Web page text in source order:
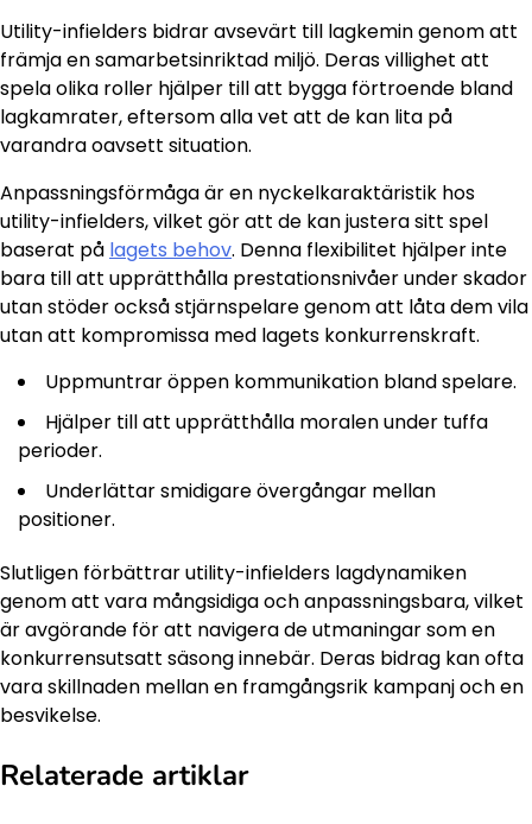
Utility-infielders bidrar avsevärt till lagkemin genom att
främja en samarbetsinriktad miljö. Deras villighet att
spela olika roller hjälper till att bygga förtroende bland
lagkamrater, eftersom alla vet att de kan lita på
varandra oavsett situation.
Anpassningsförmåga är en nyckelkaraktäristik hos
utility-infielders, vilket gör att de kan justera sitt spel
baserat på lagets behov. Denna flexibilitet hjälper inte
bara till att upprätthålla prestationsnivåer under skador
utan stöder också stjärnspelare genom att låta dem vila
utan att kompromissa med lagets konkurrenskraft.
Uppmuntrar öppen kommunikation bland spelare.
Hjälper till att upprätthålla moralen under tuffa
perioder.
Underlättar smidigare övergångar mellan
positioner.
Slutligen förbättrar utility-infielders lagdynamiken
genom att vara mångsidiga och anpassningsbara, vilket
är avgörande för att navigera de utmaningar som en
konkurrensutsatt säsong innebär. Deras bidrag kan ofta
vara skillnaden mellan en framgångsrik kampanj och en
besvikelse.
Relaterade artiklar